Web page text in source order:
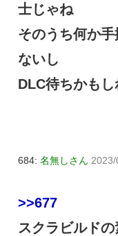
士じゃね
そのうち何か
ないし
DLC待ちかも
684: 名無しさん
>>677
スクラビルド